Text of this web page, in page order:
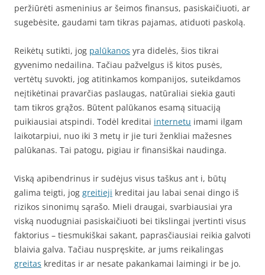
peržiūrėti asmeninius ar šeimos finansus, pasiskaičiuoti, ar
sugebėsite, gaudami tam tikras pajamas, atiduoti paskolą.
Reikėtų sutikti, jog palūkanos yra didelės, šios tikrai
gyvenimo nedailina. Tačiau pažvelgus iš kitos pusės,
vertėtų suvokti, jog atitinkamos kompanijos, suteikdamos
neįtikėtinai pravarčias paslaugas, natūraliai siekia gauti
tam tikros grąžos. Būtent palūkanos esamą situaciją
puikiausiai atspindi. Todėl kreditai internetu imami ilgam
laikotarpiui, nuo iki 3 metų ir jie turi ženkliai mažesnes
palūkanas. Tai patogu, pigiau ir finansiškai naudinga.
Viską apibendrinus ir sudėjus visus taškus ant i, būtų
galima teigti, jog greitieji kreditai jau labai senai dingo iš
rizikos sinonimų sąrašo. Mieli draugai, svarbiausiai yra
viską nuodugniai pasiskaičiuoti bei tikslingai įvertinti visus
faktorius – tiesmukiškai sakant, paprasčiausiai reikia galvoti
blaivia galva. Tačiau nuspręskite, ar jums reikalingas
greitas kreditas ir ar nesate pakankamai laimingi ir be jo.